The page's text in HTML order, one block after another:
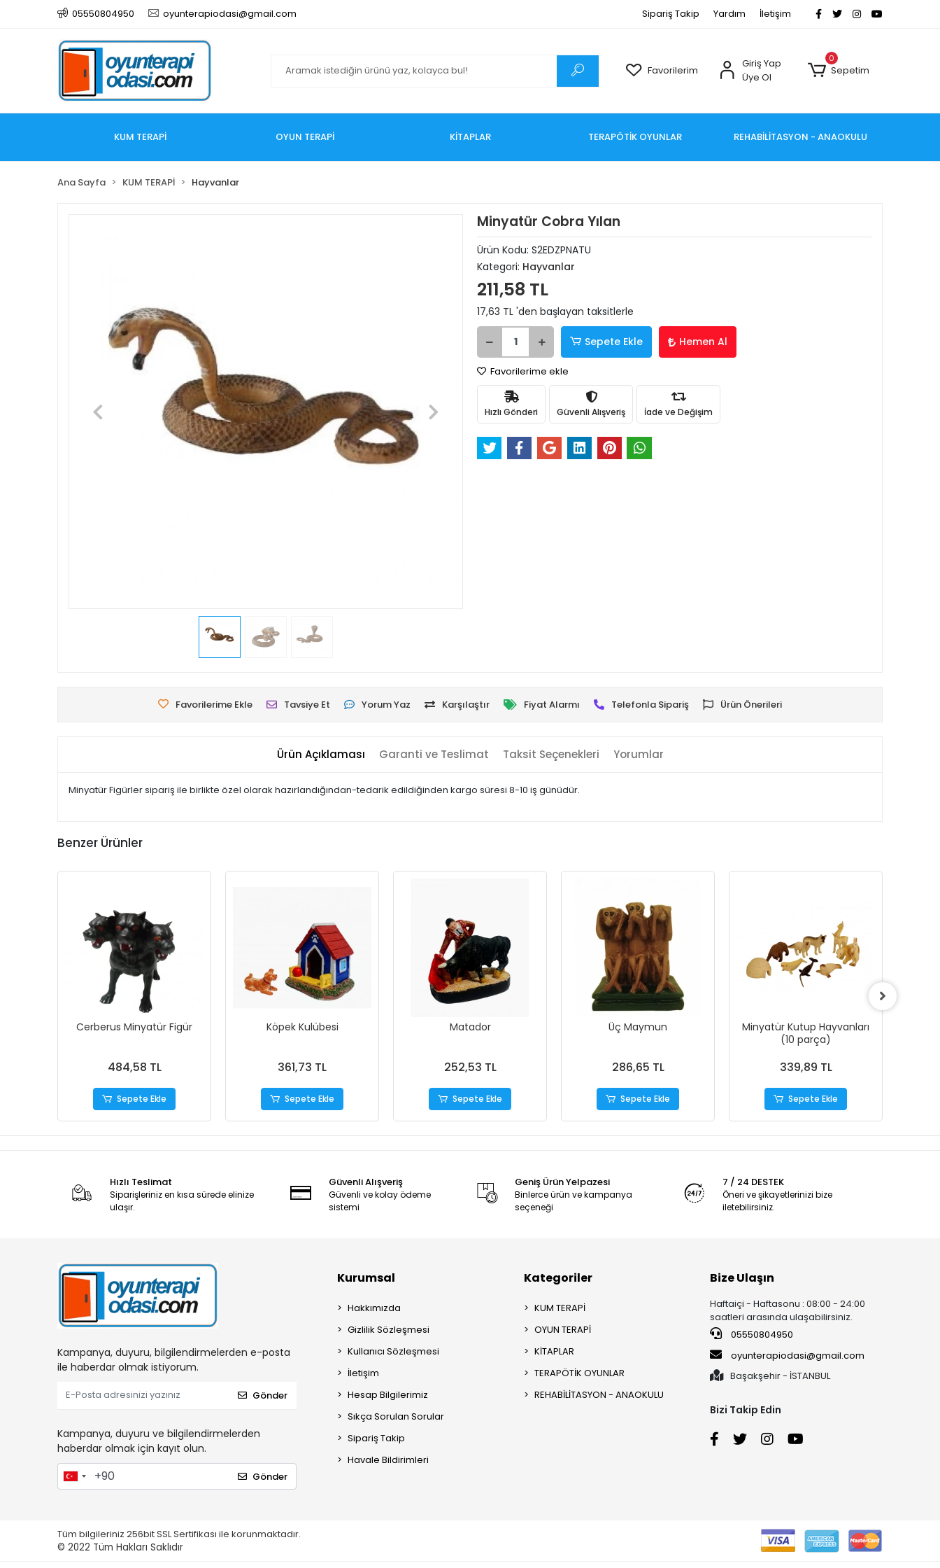
05550804950 oyunterapiodasi@gmail.com Sipariş Takip Yardım İletişim
Favorilerim
Giriş Yap
Üye Ol
0
Sepetim
KUM TERAPİ OYUN TERAPİ KİTAPLAR TERAPÖTİK OYUNLAR REHABİLİTASYON - ANAOKULU
Ana Sayfa KUM TERAPİ Hayvanlar
Minyatür Cobra YıIan
Ürün Kodu: S2EDZPNATU
Kategori: Hayvanlar
211,58 TL
17,63 TL 'den başlayan taksitlerle
Sepete Ekle Hemen Al
Favorilerime ekle
Hızlı Gönderi Güvenli Alışveriş İade ve Değişim
Favorilerime Ekle Tavsiye Et Yorum Yaz Karşılaştır Fiyat Alarmı Telefonla Sipariş Ürün Önerileri
Ürün Açıklaması Garanti ve Teslimat Taksit Seçenekleri Yorumlar
Minyatür Figürler sipariş ile birlikte özel olarak hazırlandığından-tedarik edildiğinden kargo süresi 8-10 iş günüdür.
Benzer Ürünler
Cerberus Minyatür Figür
484,58 TL
Sepete Ekle
Köpek Kulübesi
361,73 TL
Sepete Ekle
Matador
252,53 TL
Sepete Ekle
Üç Maymun
286,65 TL
Sepete Ekle
Minyatür Kutup Hayvanları
(10 parça)
339,89 TL
Sepete Ekle
Hızlı Teslimat
Siparişleriniz en kısa sürede elinize
ulaşır.
Güvenli Alışveriş
Güvenli ve kolay ödeme
sistemi
Geniş Ürün Yelpazesi
Binlerce ürün ve kampanya
seçeneği
7 / 24 DESTEK
Öneri ve şikayetlerinizi bize
iletebilirsiniz.
Kampanya, duyuru, bilgilendirmelerden e-posta
ile haberdar olmak istiyorum.
Gönder
Kampanya, duyuru ve bilgilendirmelerden
haberdar olmak için kayıt olun.
Gönder
Kurumsal
Hakkımızda
Gizlilik Sözleşmesi
Kullanıcı Sözleşmesi
İletişim
Hesap Bilgilerimiz
Sıkça Sorulan Sorular
Sipariş Takip
Havale Bildirimleri
Kategoriler
KUM TERAPİ
OYUN TERAPİ
KİTAPLAR
TERAPÖTİK OYUNLAR
REHABİLİTASYON - ANAOKULU
Bize Ulaşın
Haftaiçi - Haftasonu : 08:00 - 24:00
saatleri arasında ulaşabilirsiniz.
05550804950
oyunterapiodasi@gmail.com
Başakşehir - İSTANBUL
Bizi Takip Edin
Tüm bilgileriniz 256bit SSL Sertifikası ile korunmaktadır.
© 2022 Tüm Hakları Saklıdır